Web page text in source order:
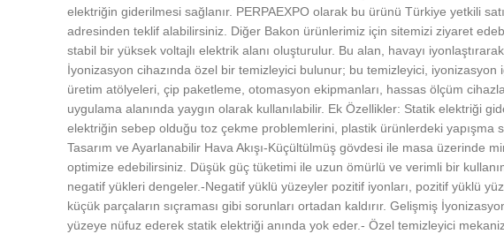
elektriğin giderilmesi sağlanır. PERPAEXPO olarak bu ürünü Türkiye yetkili
adresinden teklif alabilirsiniz. Diğer Bakon ürünlerimiz için sitemizi ziyaret
stabil bir yüksek voltajlı elektrik alanı oluşturulur. Bu alan, havayı
İyonizasyon cihazında özel bir temizleyici bulunur; bu temizleyici,
üretim atölyeleri, çip paketleme, otomasyon ekipmanları, hassas ölçüm
uygulama alanında yaygın olarak kullanılabilir. Ek Özellikler: Statik elektriği
elektriğin sebep olduğu toz çekme problemlerini, plastik ürünlerdeki yapışma
Tasarım ve Ayarlanabilir Hava Akışı-Küçültülmüş gövdesi ile masa üzerinde
optimize edebilirsiniz. Düşük güç tüketimi ile uzun ömürlü ve verimli bir
negatif yükleri dengeler.-Negatif yüklü yüzeyler pozitif iyonları, pozitif yüklü
küçük parçaların sıçraması gibi sorunları ortadan kaldırır. Gelişmiş
yüzeye nüfuz ederek statik elektriği anında yok eder.- Özel temizleyici